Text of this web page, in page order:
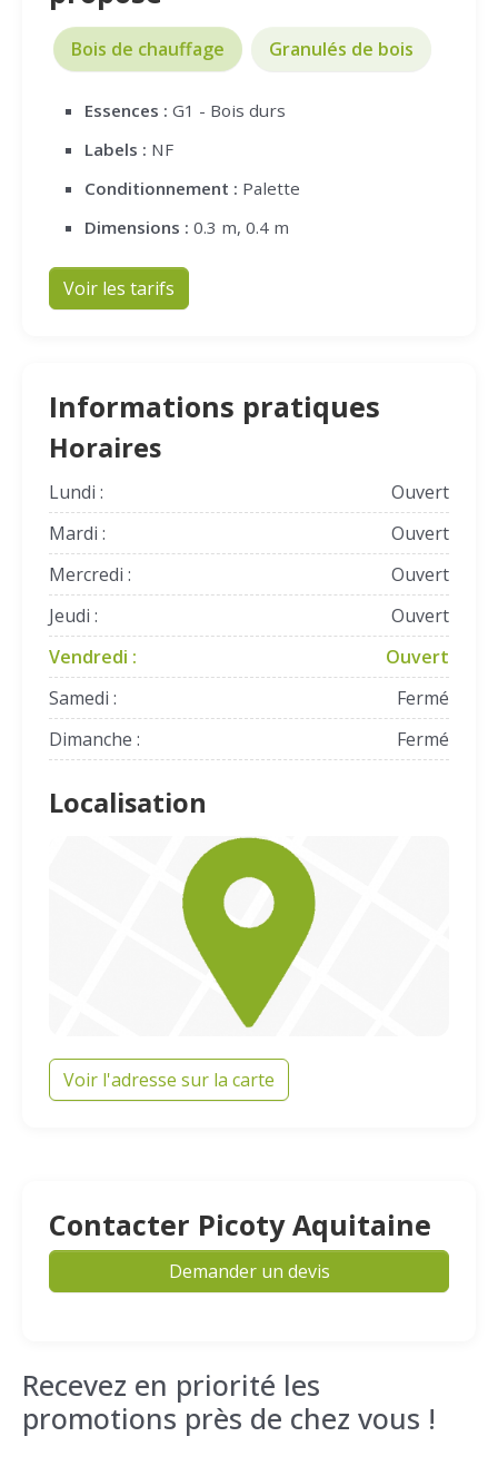
Bois de chauffage Granulés de bois
Essences : G1 - Bois durs
Labels : NF
Conditionnement : Palette
Dimensions : 0.3 m, 0.4 m
Voir les tarifs
Informations pratiques
Horaires
Lundi :
Ouvert
Mardi :
Ouvert
Mercredi :
Ouvert
Jeudi :
Ouvert
Vendredi :
Ouvert
Samedi :
Fermé
Dimanche :
Fermé
Localisation
Voir l'adresse sur la carte
Contacter Picoty Aquitaine
Demander un devis
Recevez en priorité les
promotions près de chez vous !